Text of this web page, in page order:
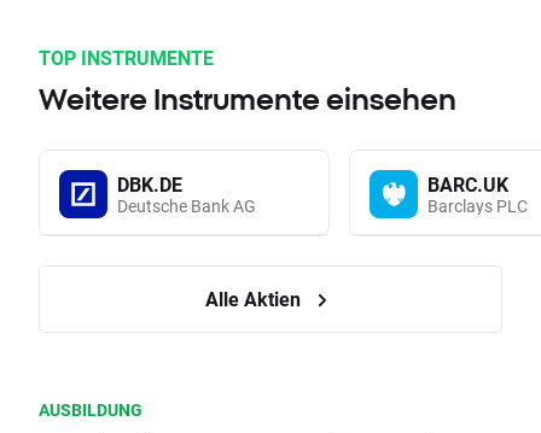
TOP INSTRUMENTE
Weitere Instrumente einsehen
DBK.DE
Deutsche Bank AG
BARC.UK
Barclays PLC
Alle Aktien
AUSBILDUNG